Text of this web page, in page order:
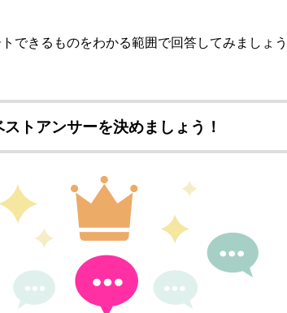
できるものをわかる範囲で回答してみましょ
ストアンサーを決めましょう！